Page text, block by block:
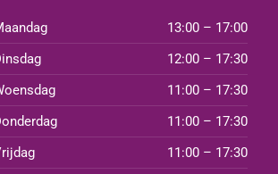
13:00 – 17:00
12:00 – 17:30
11:00 – 17:30
11:00 – 17:30
11:00 – 17:30